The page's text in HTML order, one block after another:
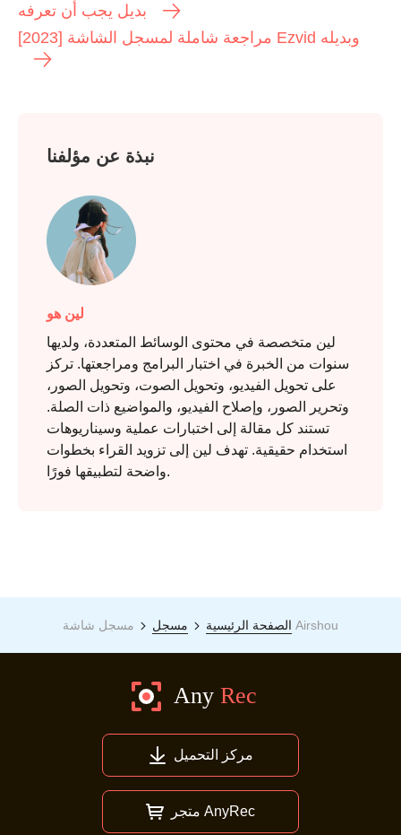
بديل يجب أن تعرفه
[2023] مراجعة شاملة لمسجل الشاشة Ezvid وبديله
نبذة عن مؤلفنا
لين هو
لين متخصصة في محتوى الوسائط المتعددة، ولديها
سنوات من الخبرة في اختبار البرامج ومراجعتها. تركز
على تحويل الفيديو، وتحويل الصوت، وتحويل الصور،
وتحرير الصور، وإصلاح الفيديو، والمواضيع ذات الصلة.
تستند كل مقالة إلى اختبارات عملية وسيناريوهات
استخدام حقيقية. تهدف لين إلى تزويد القراء بخطوات
واضحة لتطبيقها فورًا.
الصفحة الرئيسية مسجل مسجل شاشة Airshou
مركز التحميل
متجر AnyRec